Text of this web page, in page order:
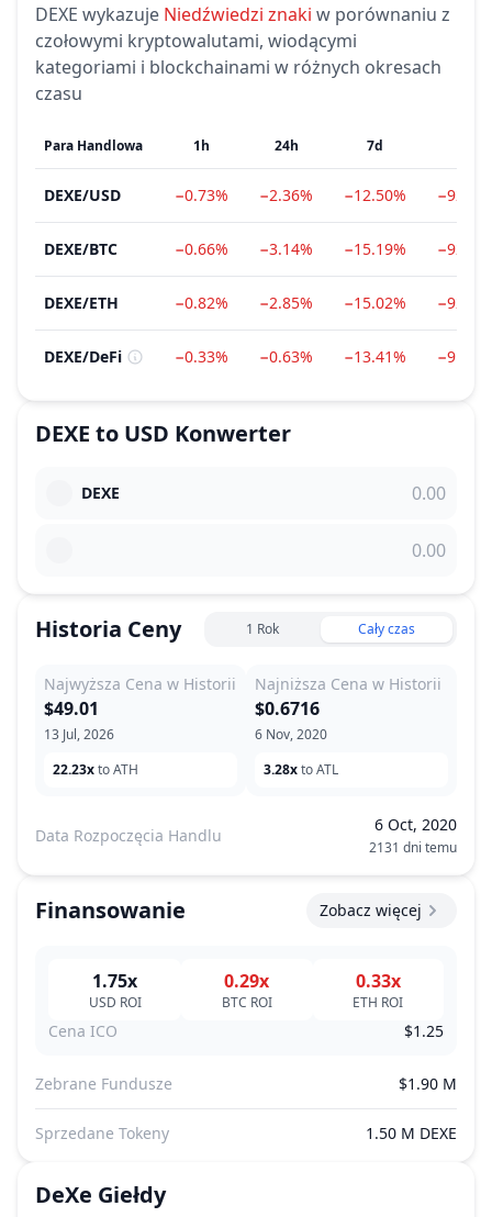
DEXE wykazuje Niedźwiedzi znaki w porównaniu z
czołowymi kryptowalutami, wiodącymi
kategoriami i blockchainami w różnych okresach
czasu
Para Handlowa 1h 24h 7d
DEXE/USD −0.73% −2.36% −12.50%
DEXE/BTC −0.66% −3.14% −15.19%
DEXE/ETH −0.82% −2.85% −15.02%
DEXE/DeFi −0.33% −0.63% −13.41%
DEXE to USD Konwerter
DEXE
Historia Ceny 1 Rok Cały czas
Najwyższa Cena w Historii
13 Jul, 2026
$49.01
22.23xto ATH
Najniższa Cena w Historii
6 Nov, 2020
$0.6716
3.28xto ATL
Data Rozpoczęcia Handlu
6 Oct, 2020
2131 dni temu
Finansowanie Zobacz więcej
1.75x
USD ROI
0.29x
BTC ROI
0.33x
ETH ROI
Cena ICO $1.25
Zebrane Fundusze $1.90 M
Sprzedane Tokeny 1.50 M DEXE
DeXe Giełdy